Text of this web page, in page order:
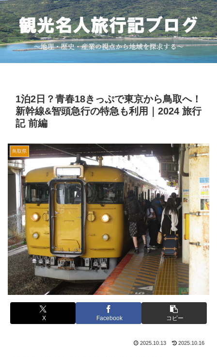
1泊2日？青春18きっぷで東京から鳥取へ！
新幹線&智頭急行の特急も利用｜2024 旅行
記 前編
鳥取県
X Facebook コピー
2025.10.13 2025.10.16